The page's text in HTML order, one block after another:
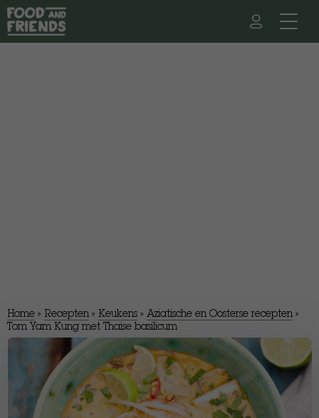
Home » Recepten » Keukens » Aziatische en Oosterse recepten »
Tom Yam Kung met Thaise basilicum